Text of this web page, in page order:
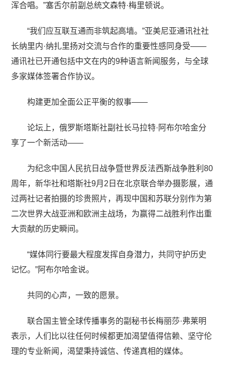
浑合唱。”塞舌尔前副总统文森特·梅里顿说。
“我们应互联互通而非筑起高墙。”亚美尼亚通讯社社
长纳里内·纳扎里扬对交流与合作的重要性感同身受——
通讯社已开通包括中文在内的9种语言新闻服务，与全球
多家媒体签署合作协议。
构建更加全面公正平衡的叙事——
论坛上，俄罗斯塔斯社副社长马拉特·阿布尔哈金分
享了一个新活动——
为纪念中国人民抗日战争暨世界反法西斯战争胜利80
周年，新华社和塔斯社9月2日在北京联合举办摄影展，通
过两社记者拍摄的珍贵照片，再现中国和苏联分别作为第
二次世界大战亚洲和欧洲主战场，为赢得二战胜利作出重
大贡献的历史瞬间。
“媒体同行要最大程度发挥自身潜力，共同守护历史
记忆。”阿布尔哈金说。
共同的心声，一致的愿景。
联合国主管全球传播事务的副秘书长梅丽莎·弗莱明
表示，人们比以往任何时候都更加渴望值得信赖、坚守伦
理的专业新闻，渴望秉持诚信、传递真相的媒体。